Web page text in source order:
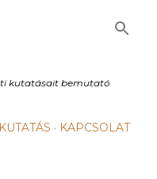
kutatásait bemutató
KUTATÁS KAPCSOLAT